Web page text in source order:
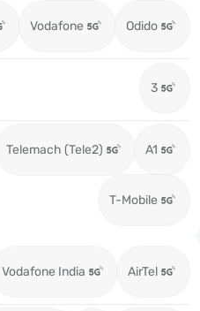
Vodafone Odido
3
Telemach (Tele2) A1
T-Mobile
Vodafone India AirTel